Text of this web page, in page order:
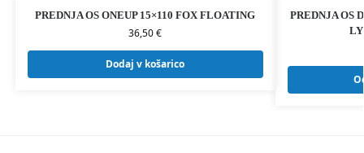
PREDNJA OS ONEUP 15×110 FOX FLOATING
36,50€
Dodaj v košarico
PREDNJA OS